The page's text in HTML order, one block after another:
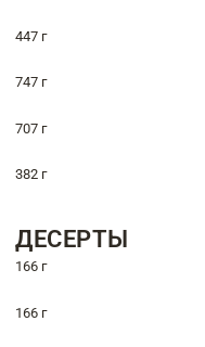
447 г
747 г
707 г
382 г
ДЕСЕРТЫ
166 г
166 г